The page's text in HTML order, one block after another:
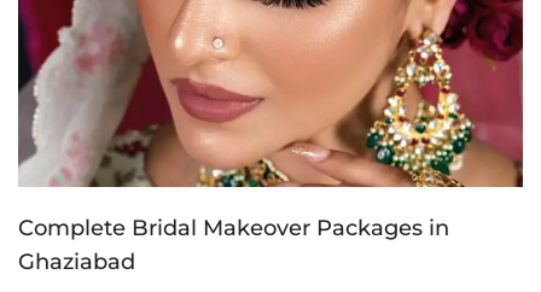
Complete Bridal Makeover Packages in
Ghaziabad